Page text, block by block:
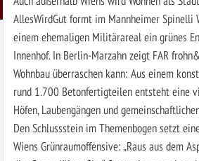
AllesWirdGut formt im Mannheimer Spinelli
einem ehemaligen Militärareal ein grünes
Innenhof. In Berlin-Marzahn zeigt FAR
Wohnbau überraschen kann: Aus einem
rund 1.700 Betonfertigteilen entsteht eine
Höfen, Laubengängen und
Den Schlussstein im Themenbogen setzt
Wiens Grünraumoffensive: „Raus aus dem